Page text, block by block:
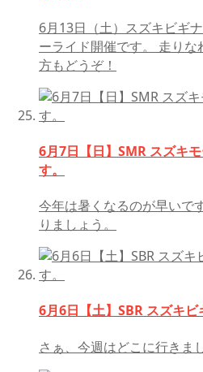
6月13日（土）スズキビギ
ーライド開催です。 走り
方もどうぞ！
6月7日【日】SMR スズキ
す。
今年は暑くなるのが早いで
りましょう。
6月6日【土】SBR スズキビ
さぁ、今週はどこに行きま